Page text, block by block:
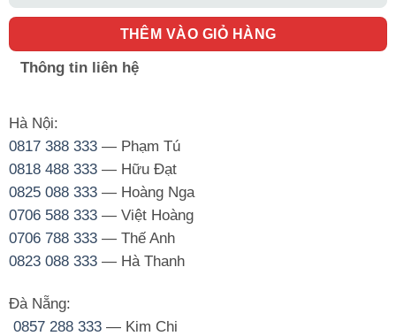
THÊM VÀO GIỎ HÀNG
Thông tin liên hệ
Hà Nội:
0817 388 333— Phạm Tú
0818 488 333— Hữu Đạt
0825 088 333— Hoàng Nga
0706 588 333— Việt Hoàng
0706 788 333— Thế Anh
0823 088 333— Hà Thanh
Đà Nẵng:
0857 288 333— Kim Chi